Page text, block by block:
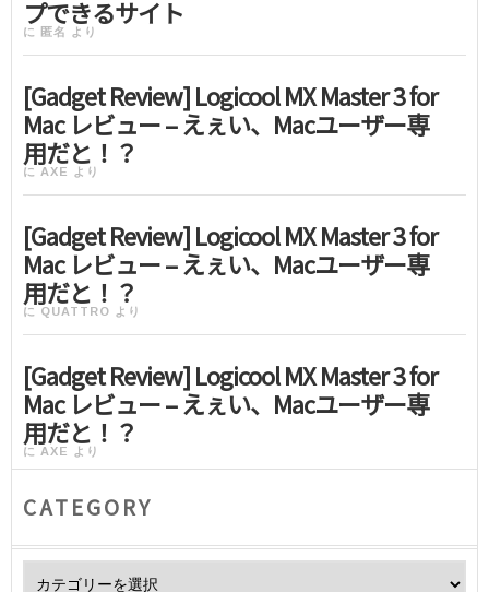
プできるサイト
に 匿名 より
[Gadget Review] Logicool MX Master 3 for
Mac レビュー – えぇい、Macユーザー専
用だと！？
に AXE より
[Gadget Review] Logicool MX Master 3 for
Mac レビュー – えぇい、Macユーザー専
用だと！？
に QUATTRO より
[Gadget Review] Logicool MX Master 3 for
Mac レビュー – えぇい、Macユーザー専
用だと！？
に AXE より
CATEGORY